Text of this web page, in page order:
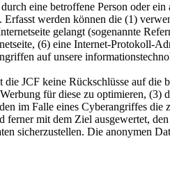
eine betroffene Person oder
werden können die (1)
gelangt (sogenannte
(6) eine Internet-Protokoll-
auf unsere
JCF keine Rückschlüsse auf
für diese zu optimieren,
im Falle eines Cyberangriffes
mit dem Ziel ausgewertet,
sicherzustellen. Die anonymen